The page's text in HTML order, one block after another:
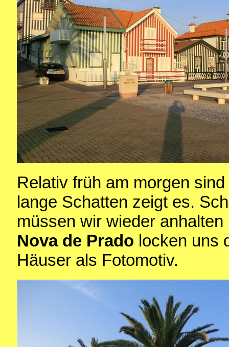
Relativ früh am morgen
lange Schatten zeigt es.
müssen wir wieder
Nova de Prado locken uns
Häuser als Fotomotiv.